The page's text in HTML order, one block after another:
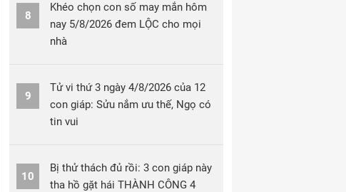
8
Khéo chọn con số may mắn hôm
nay 5/8/2026 đem LỘC cho mọi
nhà
9
Tử vi thứ 3 ngày 4/8/2026 của 12
con giáp: Sửu nắm ưu thế, Ngọ có
tin vui
10
Bị thử thách đủ rồi: 3 con giáp này
tha hồ gặt hái THÀNH CÔNG 4